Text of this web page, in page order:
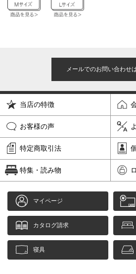
メールでのお問い合わせ
当店の特徴
お客様の声
特定商取引法
特集・読み物
マイページ
カタログ請求
寝具